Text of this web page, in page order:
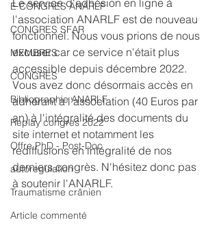
E CONGRES ANARLF
CONGRES SFAR
MEMBRES
CONGRES
Bibliographie ANARLF
Replay congres 2022
Offre PhD - Post-Doc
autoregulation
Traumatisme crânien
Article commenté
Le service d'adhésion en ligne à
l'association ANARLF est de nouveau
fonctionnel. Nous vous prions de nous
excuser car ce service n'était plus
accessible depuis décembre 2022.
Vous avez donc désormais accès en
adhérant à l'association (40 Euros par
an) à l'intégralité des documents du
site internet et notamment les
rediffusions en intégralité de nos
derniers congrès. N'hésitez donc pas
à soutenir l'ANARLF.